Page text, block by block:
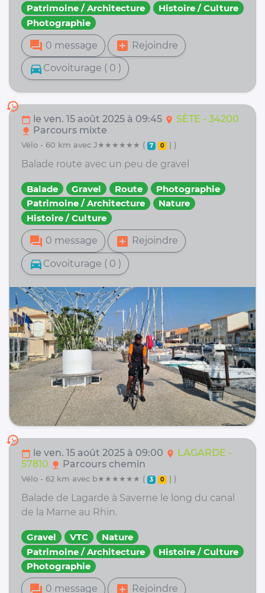
Patrimoine / Architecture
Histoire / Culture
Photographie
forum 0 message add_box Rejoindre
directions_car Covoiturage ( 0 )
history
calendar_today le ven. 15 août 2025 à 09:45 location_on SÈTE - 34200
nature Parcours mixte
vélo - 60 km avec J★★★★★★ ( 7 0 | )
Balade route avec un peu de gravel
Balade Gravel Route
Photographie
Patrimoine / Architecture
Nature
Histoire / Culture
forum 0 message add_box Rejoindre
directions_car Covoiturage ( 0 )
history
calendar_today le ven. 15 août 2025 à 09:00 location_on
LAGARDE -
57810 nature Parcours chemin
vélo - 62 km avec b★★★★★★ ( 3 0 | )
Balade de Lagarde à Saverne le long du canal
de la Marne au Rhin.
Gravel VTC
Nature
Patrimoine / Architecture
Histoire / Culture
Photographie
forum 0 message add_box Rejoindre